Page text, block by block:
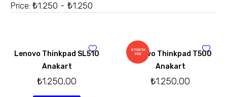
Price: ₺1.250 - ₺1.250
Lenovo Thinkpad SL510
Anakart
₺1.250,00
STOKTA
YOK
Lenovo Thinkpad T500
Anakart
₺1.250,00